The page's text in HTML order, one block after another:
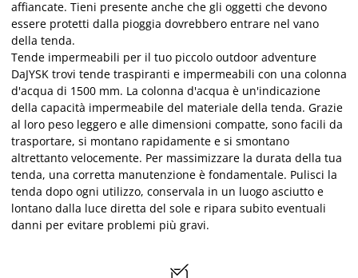
affiancate. Tieni presente anche che gli oggetti che devono
essere protetti dalla pioggia dovrebbero entrare nel vano
della tenda.
Tende impermeabili per il tuo piccolo outdoor adventure
DaJYSK trovi tende traspiranti e impermeabili con una colonna
d'acqua di 1500 mm. La colonna d'acqua è un'indicazione
della capacità impermeabile del materiale della tenda. Grazie
al loro peso leggero e alle dimensioni compatte, sono facili da
trasportare, si montano rapidamente e si smontano
altrettanto velocemente. Per massimizzare la durata della tua
tenda, una corretta manutenzione è fondamentale. Pulisci la
tenda dopo ogni utilizzo, conservala in un luogo asciutto e
lontano dalla luce diretta del sole e ripara subito eventuali
danni per evitare problemi più gravi.
